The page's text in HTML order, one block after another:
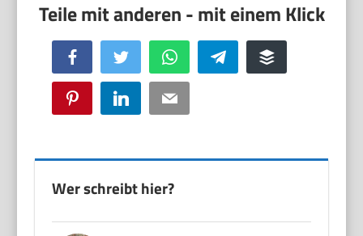
Facebook Twitter WhatsApp Telegram Buffer
Pinterest LinkedIn Email
Wer schreibt hier?